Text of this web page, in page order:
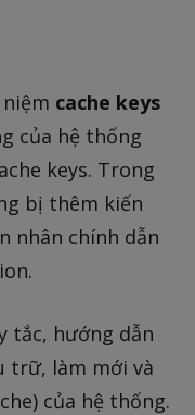
cache keys
của hệ thống
keys. Trong
bị thêm kiến
nhân chính dẫn
tắc, hướng dẫn
trữ, làm mới và
của hệ thống.